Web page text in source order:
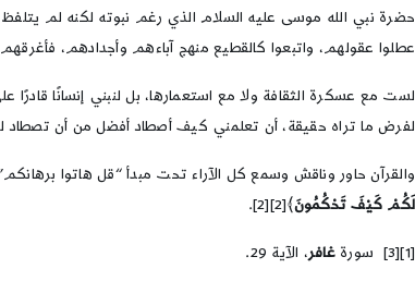
حضرة نبي الله موسى عليه السلام الذي رغم نبوته لكنه لم
عطلوا عقولهم، واتبعوا كالقطيع منهج آباءهم وأجدادهم،
لست مع عسكرة الثقافة ولا مع استعمارها، بل لنبني إنسانًا
لفرض ما تراه حقيقة، أن تعلمني كيف أصطاد أفضل من أن تصطاد
والقرآن حاور وناقش وسمع كل الآراء تحت مبدأ “قل هاتوا
لَكُمْ كَيْفَ تَحْكُمُونَ﴾[2][2].
[1][3] سورة غافر، الآية 29.